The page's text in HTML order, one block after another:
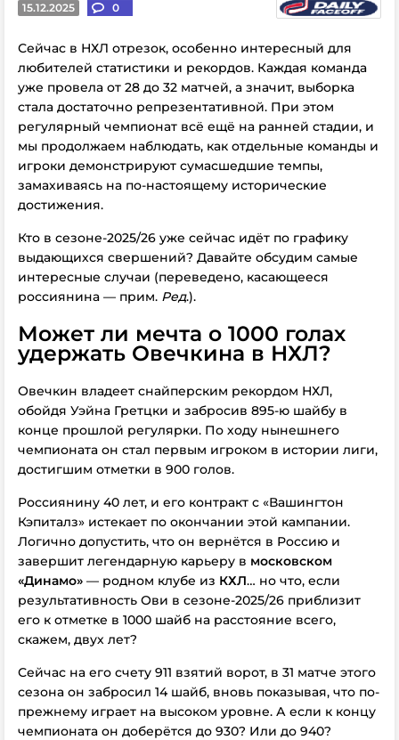
15.12.2025 0
Сейчас в НХЛ отрезок, особенно интересный для
любителей статистики и рекордов. Каждая команда
уже провела от 28 до 32 матчей, а значит, выборка
стала достаточно репрезентативной. При этом
регулярный чемпионат всё ещё на ранней стадии, и
мы продолжаем наблюдать, как отдельные команды и
игроки демонстрируют сумасшедшие темпы,
замахиваясь на по-настоящему исторические
достижения.
Кто в сезоне-2025/26 уже сейчас идёт по графику
выдающихся свершений? Давайте обсудим самые
интересные случаи (переведено, касающееся
россиянина — прим. Ред.).
Может ли мечта о 1000 голах
удержать Овечкина в НХЛ?
Овечкин владеет снайперским рекордом НХЛ,
обойдя Уэйна Гретцки и забросив 895-ю шайбу в
конце прошлой регулярки. По ходу нынешнего
чемпионата он стал первым игроком в истории лиги,
достигшим отметки в 900 голов.
Россиянину 40 лет, и его контракт с «Вашингтон
Кэпиталз» истекает по окончании этой кампании.
Логично допустить, что он вернётся в Россию и
завершит легендарную карьеру в московском
«Динамо» — родном клубе из КХЛ… но что, если
результативность Ови в сезоне-2025/26 приблизит
его к отметке в 1000 шайб на расстояние всего,
скажем, двух лет?
Сейчас на его счету 911 взятий ворот, в 31 матче этого
сезона он забросил 14 шайб, вновь показывая, что по-
прежнему играет на высоком уровне. А если к концу
чемпионата он доберётся до 930? Или до 940?